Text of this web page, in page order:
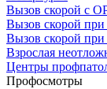
Вызов скорой с
Вызов скорой при
Вызов скорой
Взрослая
Центры
Профосмотры